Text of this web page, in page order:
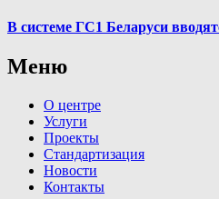
В системе ГС1 Беларуси
Меню
О центре
Услуги
Проекты
Стандартизация
Новости
Контакты